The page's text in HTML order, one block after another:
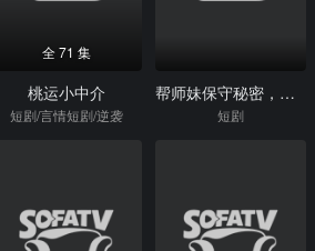
全 71 集
桃运小中介
短剧/言情短剧/逆袭
帮师妹保守秘密，我意外登顶仙尊
短剧